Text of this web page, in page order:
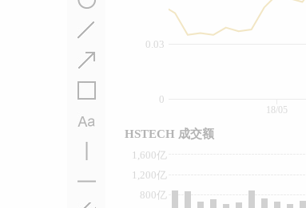
0
0.03
800亿
1,200亿
1,600亿
18/05
HSTECH 成交额